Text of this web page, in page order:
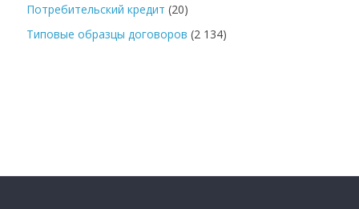
Потребительский кредит (20)
Типовые образцы договоров (2 134)